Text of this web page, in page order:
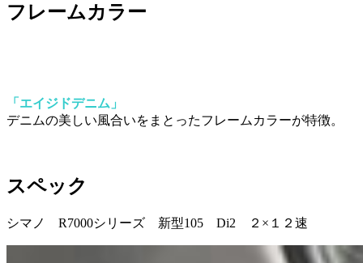
フレームカラー
「エイジドデニム」
デニムの美しい風合いをまとったフレームカラーが特徴。
スペック
シマノ R7000シリーズ 新型105 Di2 ２×１２速